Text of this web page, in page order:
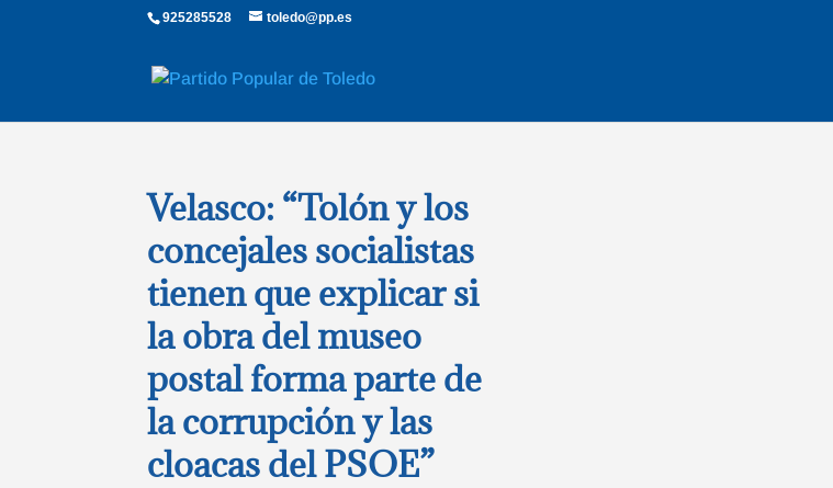
925285528 toledo@pp.es
Velasco: “Tolón y los
concejales socialistas
tienen que explicar si
la obra del museo
postal forma parte de
la corrupción y las
cloacas del PSOE”